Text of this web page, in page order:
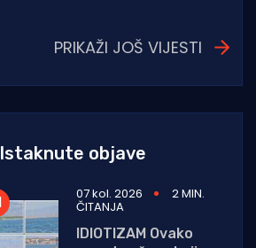
PRIKAŽI JOŠ VIJESTI
Istaknute objave
07 kol. 2026 2 MIN.
ČITANJA
IDIOTIZAM Ovako